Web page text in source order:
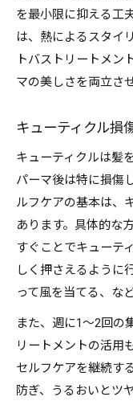
を最小限に抑える工
は、熱によるスタイ
トバストリートメン
マの美しさを両立さ
キューティクル損
キューティクルは髪
パーマ後は特に損傷
ルフケアの基本は、
あります。具体的な
すぐことでキューテ
しく押さえるように
って風を当てる、な
また、週に1～2回の
リートメントの活用
セルフケアを継続す
防ぎ、うるおいとツ